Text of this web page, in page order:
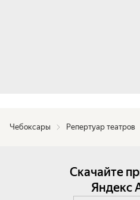
Чебоксары Репертуар театров
Скачайте
Яндекс